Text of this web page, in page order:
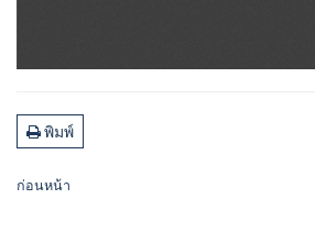
พิมพ์
ก่อนหน้า